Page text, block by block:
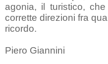
agonia, il turistico,
corrette direzioni fra
ricordo.
Piero Giannini